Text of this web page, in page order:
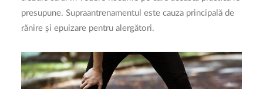
presupune. Supraantrenamentul este cauza principală de
rănire și epuizare pentru alergători.